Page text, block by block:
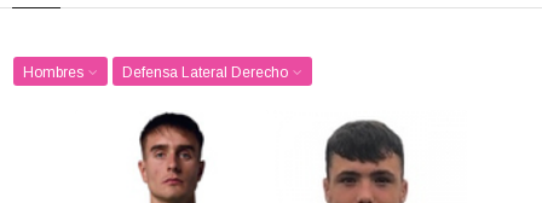
Hombres Defensa Lateral Derecho
Iván Fresneda
Posición:
Defensa Lateral Derecho
Arnau Martínez
Posición:
Defensa Lateral Derecho